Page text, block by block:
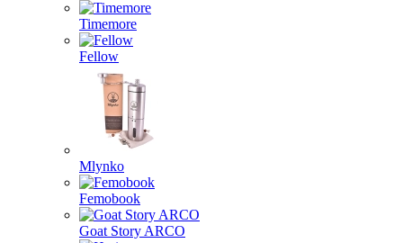
Timemore
Fellow
Mlynko
Femobook
Goat Story ARCO